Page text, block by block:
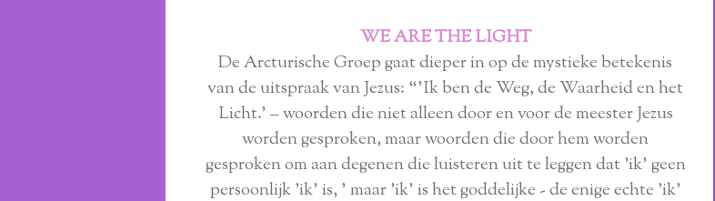
WE ARE THE LIGHT
De Arcturische Groep gaat dieper in op de mystieke betekenis
van de uitspraak van Jezus: “'Ik ben de Weg, de Waarheid en het
Licht.' – woorden die niet alleen door en voor de meester Jezus
worden gesproken, maar woorden die door hem worden
gesproken om aan degenen die luisteren uit te leggen dat 'ik' geen
persoonlijk 'ik' is, ' maar 'ik' is het goddelijke - de enige echte 'ik'